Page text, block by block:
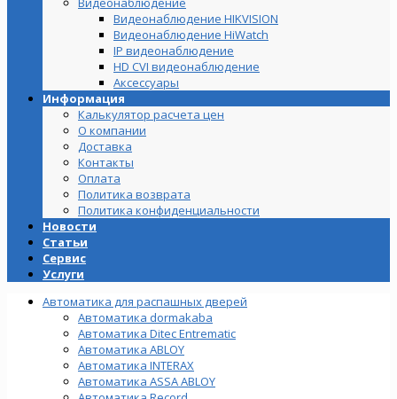
Видеонаблюдение HIKVISION
Видеонаблюдение HiWatch
IP видеонаблюдение
HD CVI видеонаблюдение
Аксессуары
Информация
Калькулятор расчета цен
О компании
Доставка
Контакты
Оплата
Политика возврата
Политика конфиденциальности
Новости
Статьи
Сервис
Услуги
Автоматика для распашных дверей
Автоматика dormakaba
Автоматика Ditec Entrematic
Автоматика ABLOY
Автоматика INTERAX
Автоматика ASSA ABLOY